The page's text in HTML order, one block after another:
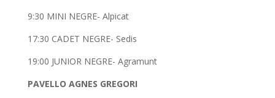
9:30 MINI NEGRE- Alpicat
17:30 CADET NEGRE- Sedis
19:00 JUNIOR NEGRE- Agramunt
PAVELLO AGNES GREGORI